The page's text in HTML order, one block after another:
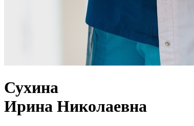
Сухина
Ирина Николаевна